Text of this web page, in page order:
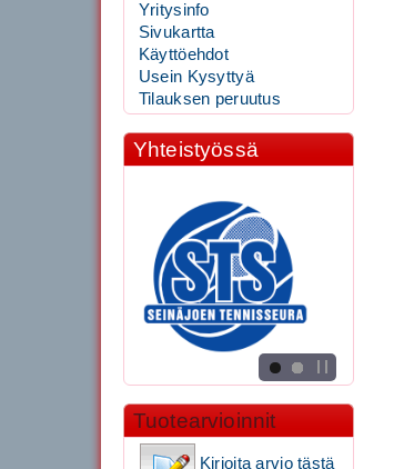
Yritysinfo
Sivukartta
Käyttöehdot
Usein Kysyttyä
Tilauksen peruutus
Yhteistyössä
Tuotearvioinnit
Kirjoita arvio tästä